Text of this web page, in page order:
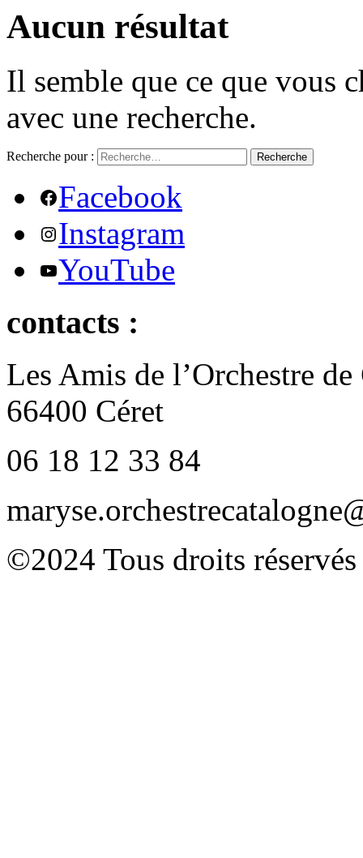
Aucun résultat
Il semble que ce que vous
avec une recherche.
Recherche pour : Recherche
Facebook
Instagram
YouTube
contacts :
Les Amis de l’Orchestre
66400 Céret
06 18 12 33 84
©2024 Tous droits